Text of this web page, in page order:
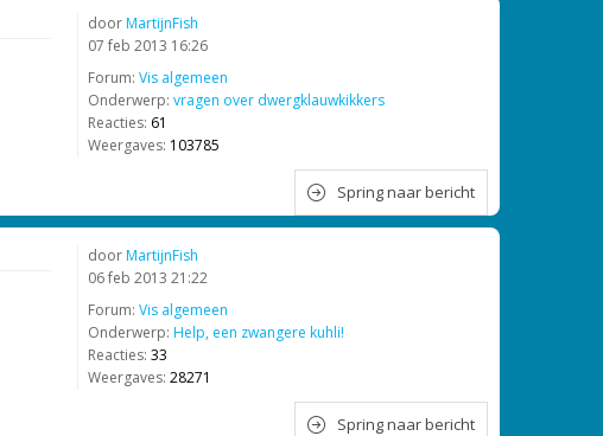
doorMartijnFish
07 feb 2013 16:26
Forum: Vis algemeen
Onderwerp: vragen over dwergklauwkikkers
Reacties: 61
Weergaves: 103785
Spring naar bericht
doorMartijnFish
06 feb 2013 21:22
Forum: Vis algemeen
Onderwerp: Help, een zwangere kuhli!
Reacties: 33
Weergaves: 28271
Spring naar bericht